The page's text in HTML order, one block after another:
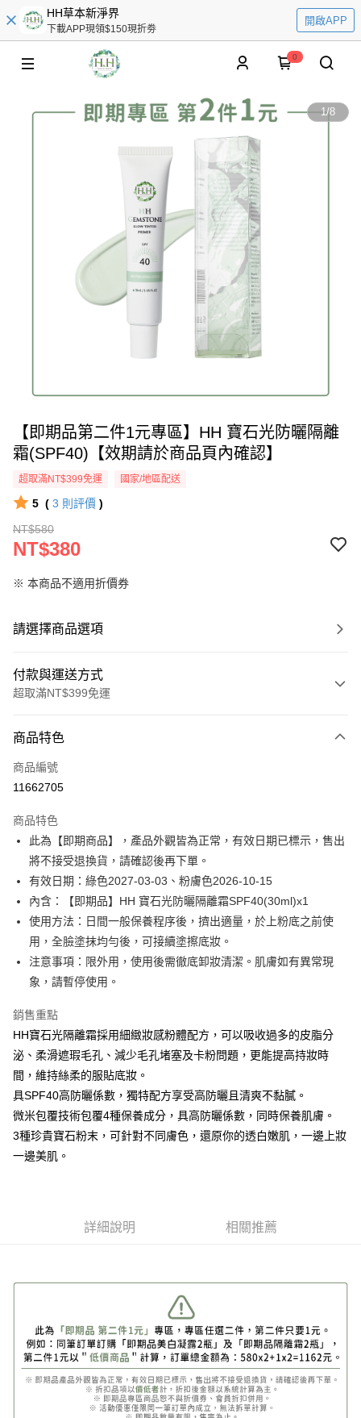
HH草本新淨界
下載APP現領$150現折劵
開啟APP
0
1/8
【即期品第二件1元專區】HH 寶石光防曬隔離
霜(SPF40)【效期請於商品頁內確認】
超取滿NT$399免運 國家/地區配送
5 ( 3 則評價 )
NT$580
NT$380
※ 本商品不適用折價券
請選擇商品選項
付款與運送方式
超取滿NT$399免運
信用卡一次付款
超商取貨付款
Apple Pay
街口支付
悠遊付
Google Pay
全盈+PAY
大哥付你分期
【大哥付你分期使用說明】
1.本服務由台灣大哥大提供，台灣大哥大用戶可立即使用無須另外申請。
2.付款方式選擇「大哥付你分期」，訂單成立後會自動跳轉到大哥付的交易
流程，驗證手機門號後，選擇欲分期的期數、繳款截止日，確認付款後即完
成交易。
3.實際核准額度、可分期數及費用金額請依後續交易確認頁面所載為準。
4.訂單成立30分鐘內，如未前往確認交易或遇審核未通過，訂單將自動取
消。如遇「轉專審核」未通過狀況，表示未達大哥付你分期系統評分，恕無
法說明評估內容。
【繳款方式說明】
買賣價金債權讓與本公司後，依約使用本公司帳單繳交帳款。
2.基於同意付款使用「大哥付你分期」之契約關係目的，商店將以您的個人
資料（包含姓名、電話或地址）提供予台灣大哥大進項蒐集、處理及利用，
由本公司與您本人進行分期帳單所需資料之確認、核對及更正。
3.完整用戶服務條款，請詳閱以下連結：https://oppay.tw/userRule
AFTEE先享後付
相關說明
【關於「AFTEE先享後付」】
AFTEE先享後付是「在收到商品之後才付款」的支付方式。 讓您購物簡單
便利好安心！
１．簡單：不需註冊會員、不需綁卡、不需儲值。
２．便利：只要手機號碼，簡訊認證，即可結帳。
２．訂單成立數日內，您將收到繳費通知簡訊。
３．收到繳費通知簡訊後14天內，點擊此簡訊中的連結，可透過四大超商／
※ 交易是否成功請以「AFTEE先享後付 」之結帳頁面顯示為準，若有關於
是否繳費成功／繳費後需取消欲退款等相關疑問，請聯繫「AFTEE先享後付
客戶支援中心」https://netprotections.freshdesk.com/support/home
【注意事項】
１．透過由恩沛科技股份有限公司提供之「AFTEE先享後付」服務完成之交
易，需依本服務之必要範圍內提供個人資料，並將交易相關給付款項請求債
權轉讓予恩沛科技股份有限公司。
運送方式
全家付款取貨
每筆NT$60，滿NT$399(含以上)免運費
每筆NT$60，滿NT$699(含以上)免運費
7-11付款取貨
每筆NT$60，滿NT$699(含以上)免運費
付款後7-11取貨
商品特色
商品編號
11662705
商品特色
此為【即期商品】，產品外觀皆為正常，有效日期已標示，售出
將不接受退換貨，請確認後再下單。
有效日期：綠色2027-03-03、粉膚色2026-10-15
內含：【即期品】HH 寶石光防曬隔離霜SPF40(30ml)x1
使用方法：日間一般保養程序後，擠出適量，於上粉底之前使
用，全臉塗抹均勻後，可接續塗擦底妝。
注意事項：限外用，使用後需徹底卸妝清潔。肌膚如有異常現
象，請暫停使用。
銷售重點
HH寶石光隔離霜採用細緻妝感粉體配方，可以吸收過多的皮脂分
泌、柔滑遮瑕毛孔、減少毛孔堵塞及卡粉問題，更能提高持妝時
間，維持絲柔的服貼底妝。
具SPF40高防曬係數，獨特配方享受高防曬且清爽不黏膩。
微米包覆技術包覆4種保養成分，具高防曬係數，同時保養肌膚。
3種珍貴寶石粉末，可針對不同膚色，還原你的透白嫩肌，一邊上妝
一邊美肌。
詳細說明 相關推薦